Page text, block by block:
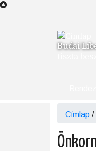
Ugrás
Budai
Morzsa
Címlap /